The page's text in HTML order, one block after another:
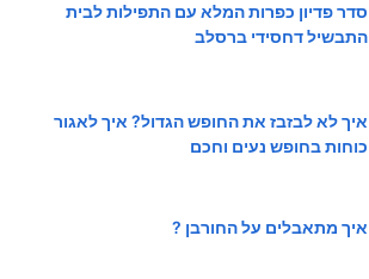
סדר פדיון כפרות המלא עם התפילות לבית
התבשיל דחסידי ברסלב
איך לא לבזבז את החופש הגדול? איך לאגור
כוחות בחופש נעים וחכם
איך מתאבלים על החורבן ?